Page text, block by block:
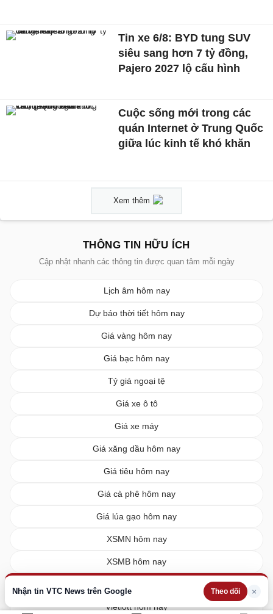
Nhận tin VTC News trên Google Theo dõi ×
Tin xe 6/8: BYD tung SUV
siêu sang hơn 7 tỷ đồng,
Pajero 2027 lộ cấu hình
Cuộc sống mới trong các
quán Internet ở Trung Quốc
giữa lúc kinh tế khó khăn
Xem thêm
THÔNG TIN HỮU ÍCH
Cập nhật nhanh các thông tin được quan tâm mỗi ngày
Lịch âm hôm nay
Dự báo thời tiết hôm nay
Giá vàng hôm nay
Giá bạc hôm nay
Tỷ giá ngoại tệ
Giá xe ô tô
Giá xe máy
Giá xăng dầu hôm nay
Giá tiêu hôm nay
Giá cà phê hôm nay
Giá lúa gạo hôm nay
XSMN hôm nay
XSMB hôm nay
Vietlott hôm nay